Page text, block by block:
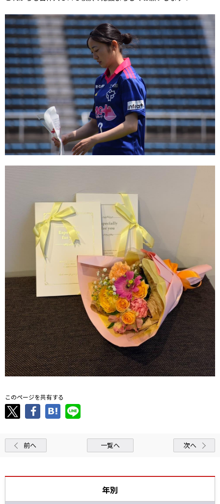
このページを共有する
前へ 一覧へ 次へ
年別